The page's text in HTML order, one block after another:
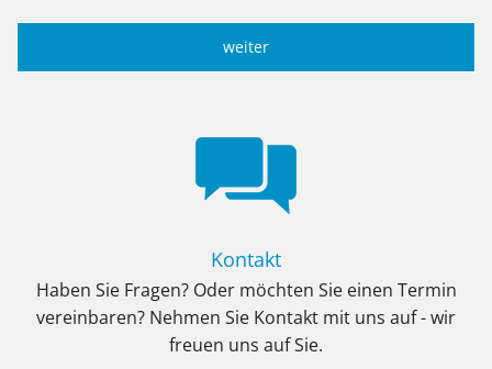
weiter
Kontakt
Haben Sie Fragen? Oder möchten Sie einen Termin
vereinbaren? Nehmen Sie Kontakt mit uns auf - wir
freuen uns auf Sie.